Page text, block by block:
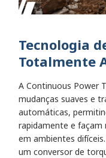
Tecnologia
Totalmente
A Continuous Power
mudanças suaves e
automáticas,
rapidamente e façam
em ambientes
um conversor de